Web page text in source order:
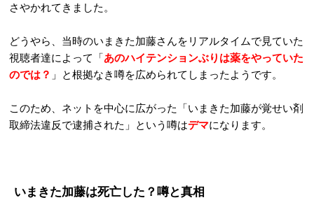
さやかれてきました。
どうやら、当時のいまきた加藤さんをリアルタイムで見ていた
視聴者達によって「あのハイテンションぶりは薬をやっていた
のでは？ 」と根拠なき噂を広められてしまったようです。
このため、ネットを中心に広がった「いまきた加藤が覚せい剤
取締法違反で逮捕された」という噂はデマになります。
いまきた加藤は死亡した？噂と真相